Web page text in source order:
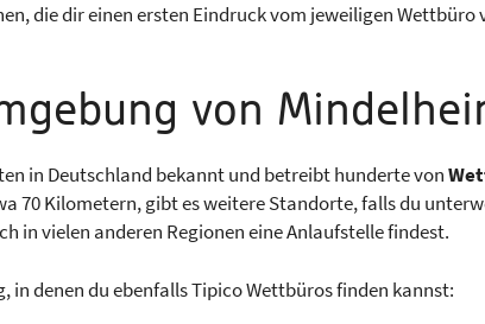
die dir einen ersten Eindruck vom jeweiligen
von
in Deutschland bekannt und betreibt hunderte von
70 Kilometern, gibt es weitere Standorte, falls du
in vielen anderen Regionen eine Anlaufstelle findest.
in denen du ebenfalls Tipico Wettbüros finden kannst: